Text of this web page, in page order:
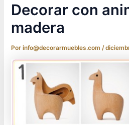
Decorar con
madera
Porinfo@decorarmuebles.com/